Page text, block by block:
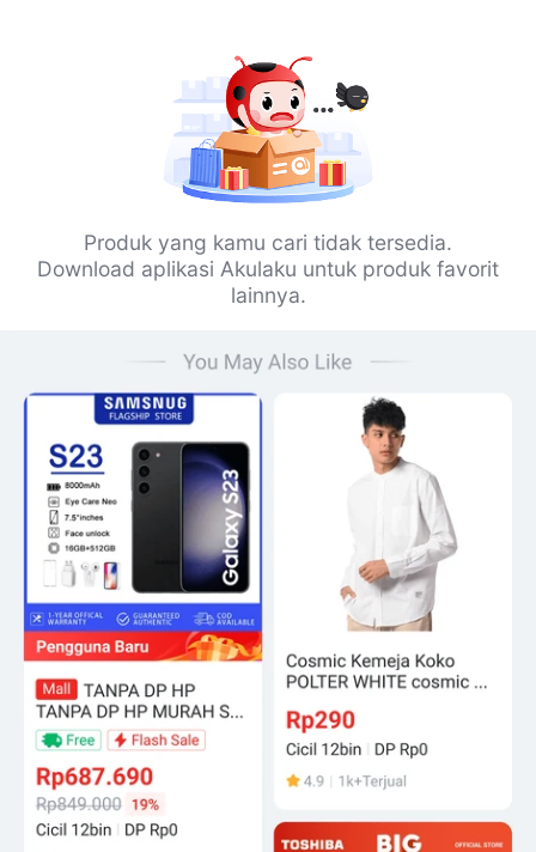
Produk yang kamu cari tidak tersedia.
Download aplikasi Akulaku untuk produk favorit
lainnya.